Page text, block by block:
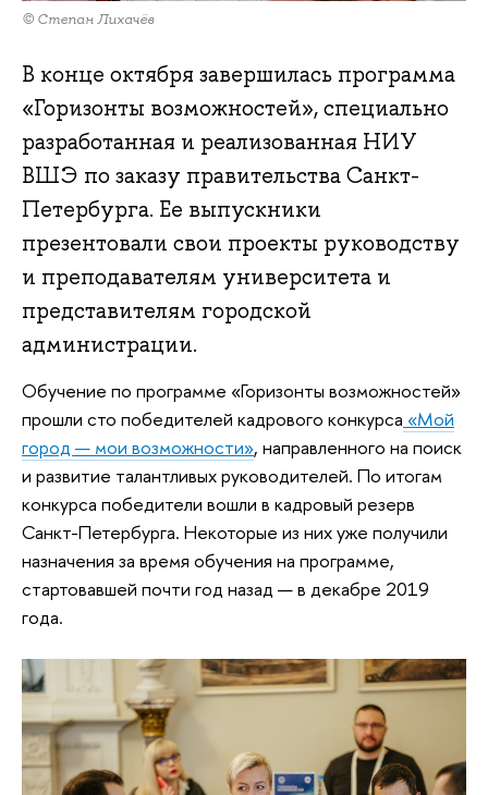
© Степан Лихачёв
В конце октября завершилась программа
«Горизонты возможностей», специально
разработанная и реализованная НИУ
ВШЭ по заказу правительства Санкт-
Петербурга. Ее выпускники
презентовали свои проекты руководству
и преподавателям университета и
представителям городской
администрации.
Обучение по программе «Горизонты возможностей»
прошли сто победителей кадрового конкурса «Мой
город — мои возможности», направленного на поиск
и развитие талантливых руководителей. По итогам
конкурса победители вошли в кадровый резерв
Санкт-Петербурга. Некоторые из них уже получили
назначения за время обучения на программе,
стартовавшей почти год назад — в декабре 2019
года.